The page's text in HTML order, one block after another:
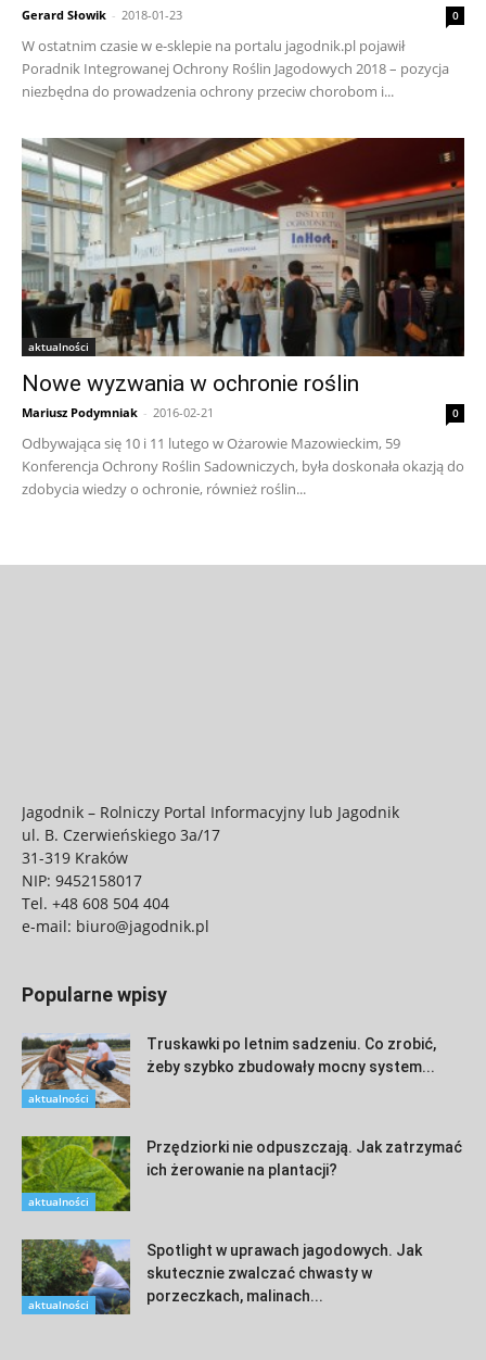
Gerard Słowik - 2018-01-23 0
W ostatnim czasie w e-sklepie na portalu jagodnik.pl pojawił
Poradnik Integrowanej Ochrony Roślin Jagodowych 2018 – pozycja
niezbędna do prowadzenia ochrony przeciw chorobom i...
aktualności
Nowe wyzwania w ochronie roślin
Mariusz Podymniak - 2016-02-21 0
Odbywająca się 10 i 11 lutego w Ożarowie Mazowieckim, 59
Konferencja Ochrony Roślin Sadowniczych, była doskonała okazją do
zdobycia wiedzy o ochronie, również roślin...
Jagodnik – Rolniczy Portal Informacyjny lub Jagodnik
ul. B. Czerwieńskiego 3a/17
31-319 Kraków
NIP: 9452158017
Tel. +48 608 504 404
e-mail: biuro@jagodnik.pl
Popularne wpisy
aktualności
Truskawki po letnim sadzeniu. Co zrobić,
żeby szybko zbudowały mocny system...
aktualności
Przędziorki nie odpuszczają. Jak zatrzymać
ich żerowanie na plantacji?
aktualności
Spotlight w uprawach jagodowych. Jak
skutecznie zwalczać chwasty w
porzeczkach, malinach...